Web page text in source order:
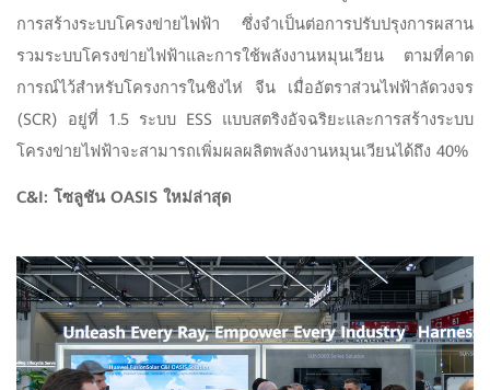
การสร้างระบบโครงข่ายไฟฟ้า ซึ่งจำเป็นต่อการปรับปรุงการผสาน
รวมระบบโครงข่ายไฟฟ้าและการใช้พลังงานหมุนเวียน ตามที่คาด
การณ์ไว้สำหรับโครงการในชิงไห่ จีน เมื่ออัตราส่วนไฟฟ้าลัดวงจร
(SCR) อยู่ที่ 1.5 ระบบ ESS แบบสตริงอัจฉริยะและการสร้างระบบ
โครงข่ายไฟฟ้าจะสามารถเพิ่มผลผลิตพลังงานหมุนเวียนได้ถึง 40%
C&I: โซลูชัน OASIS ใหม่ล่าสุด